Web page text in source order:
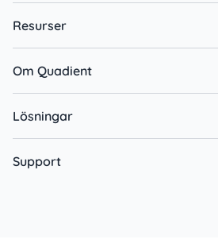
Resurser
Om Quadient
Lösningar
Support